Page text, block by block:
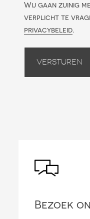
Wij gaan zuinig
verplicht te
privacybeleid.
Versturen
Bezoek